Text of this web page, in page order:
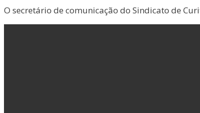
O secretário de comunicação do Sindicato de